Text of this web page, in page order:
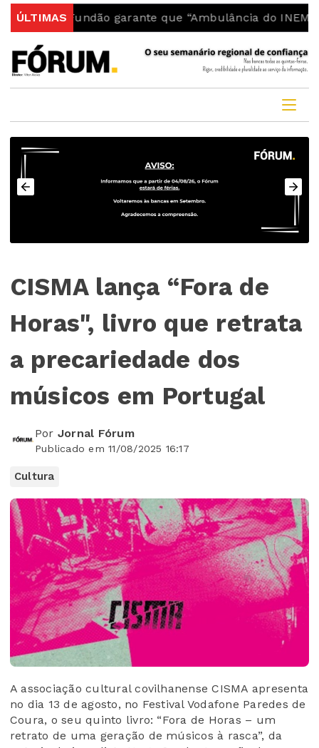
ÚLTIMAS
Fundão garante que “Ambulância do INEM fica no
CISMA lança “Fora de
Horas", livro que retrata
a precariedade dos
músicos em Portugal
Por Jornal Fórum
Publicado em 11/08/2025 16:17
Cultura
A associação cultural covilhanense CISMA apresenta
no dia 13 de agosto, no Festival Vodafone Paredes de
Coura, o seu quinto livro: “Fora de Horas – um
retrato de uma geração de músicos à rasca”, da